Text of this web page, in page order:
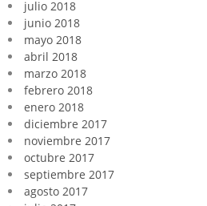
julio 2018
junio 2018
mayo 2018
abril 2018
marzo 2018
febrero 2018
enero 2018
diciembre 2017
noviembre 2017
octubre 2017
septiembre 2017
agosto 2017